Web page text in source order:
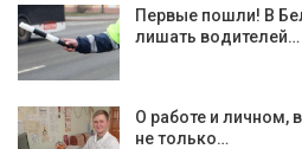
Первые пошли! В
лишать водителей…
О работе и личном,
не только…